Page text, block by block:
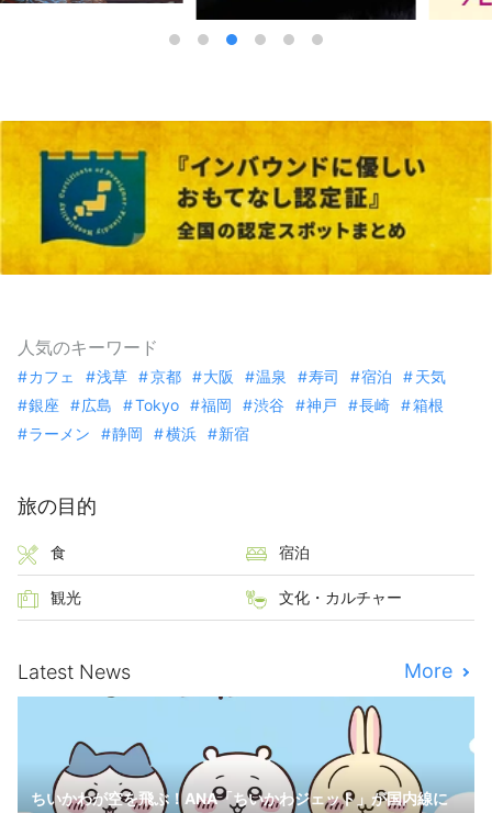
人気のキーワード
カフェ 浅草 京都 大阪 温泉 寿司 宿泊
天気
銀座
広島 Tokyo 福岡 渋谷 神戸 長崎
箱根
ラーメン
静岡 横浜 新宿
旅の目的
食 宿泊
観光 文化・カルチャー
Latest News More
ちいかわが空を飛ぶ！ANA「ちいかわジェット」が国内線に